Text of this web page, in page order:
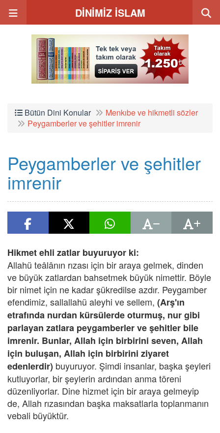
DİNİMİZ İSLAM
Bütün Dini Konular
Menkıbe ve hikmetli sözler
Peygamberler ve şehitler imrenir
Peygamberler ve şehitler
imrenir
Hikmet ehli zatlar buyuruyor ki:
Allahü teâlânın rızası için bir araya gelmek, dinden
ve büyük zatlardan bahsetmek büyük nimettir. Böyle
bir nimet için ne kadar şükredilse azdır. Peygamber
efendimiz, sallallahü aleyhi ve sellem, (Arş'ın
etrafında nurdan kürsülerde oturmuş, nur gibi
parlayan zatlara peygamberler ve şehitler bile
imrenir. Bunlar, Allah için birbirini seven, Allah
için buluşan, Allah için birbirini ziyaret
edenlerdir) buyuruyor. Şimdi insanlar, başka şeyleri
kutluyorlar, bir şeylerin ardından anma töreni
düzenliyorlar. Dine hizmet için bir araya gelmeyip
de, Allah rızasından başka maksatlarla toplanmanın
vebali büyüktür.